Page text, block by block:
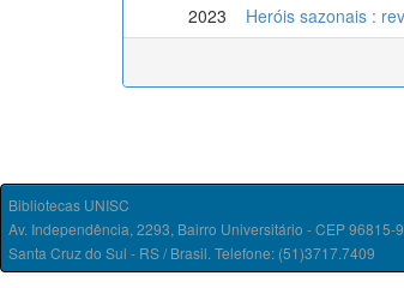
2023 Heróis sazonais :
Bibliotecas UNISC
Av. Independência, 2293, Bairro Universitário - CEP 96815-
Santa Cruz do Sul - RS / Brasil. Telefone: (51)3717.7409